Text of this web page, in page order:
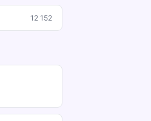
12 152